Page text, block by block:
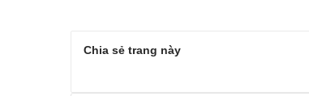
Chia sẻ trang này